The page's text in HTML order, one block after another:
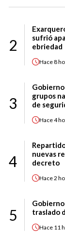
2
sufrió
ebriedad
Hace8
3
grupos
de
Hace4
4
nuevas
decreto
Hace2
5
traslado
Hace 11